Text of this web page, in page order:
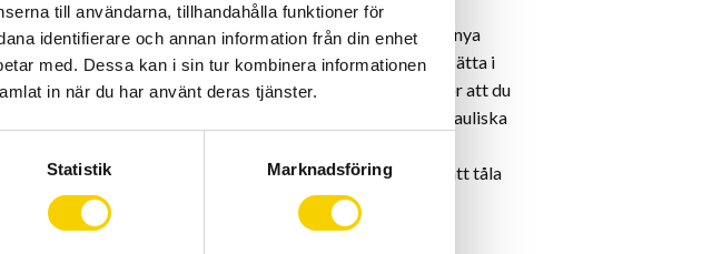
till användarna, tillhandahålla funktioner för
identifierare och annan information från din enhet
med. Dessa kan i sin tur kombinera informationen
in när du har använt deras tjänster.
Statistik Marknadsföring
PRO Vibe aluminium compact styre är kompatibla med den nya
Shimano DURA-ACE R9100 Di2-kopplingsboxen, som kan sätta i
slutet av styrändan. De speciellt placerade kabelportarna gör att du
kan mata Shimano Di2 eller mekaniska växelkablar och hydrauliska
högpresterande styre som är konstruerat med AL-7050 för att tåla
extrem påfrestning.